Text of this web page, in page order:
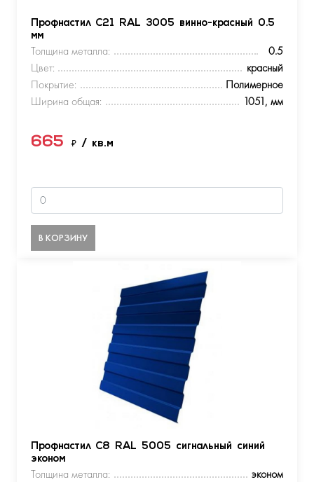
Профнастил С21 RAL 3005 винно-красный 0.5
мм
Толщина металла:
0.5
Цвет:
красный
Покрытие:
Полимерное
Ширина общая:
1051, мм
665 ₽ / кв.м
В КОРЗИНУ
Профнастил С8 RAL 5005 сигнальный синий
эконом
Толщина металла:
эконом